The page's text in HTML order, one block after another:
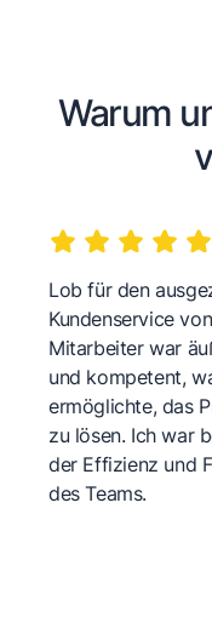
Warum
Lob für den
Kundenservice
Mitarbeiter war
und kompetent,
ermöglichte, das
zu lösen. Ich war
der Effizienz und
des Teams.